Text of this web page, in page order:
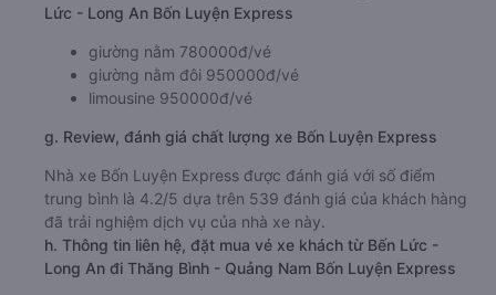
Lức - Long An Bốn Luyện Express
giường nằm 780000đ/vé
giường nằm đôi 950000đ/vé
limousine 950000đ/vé
g. Review, đánh giá chất lượng xe Bốn Luyện Express
Nhà xe Bốn Luyện Express được đánh giá với số điểm
trung bình là 4.2/5 dựa trên 539 đánh giá của khách hàng
đã trải nghiệm dịch vụ của nhà xe này.
h. Thông tin liên hệ, đặt mua vé xe khách từ Bến Lức -
Long An đi Thăng Bình - Quảng Nam Bốn Luyện Express